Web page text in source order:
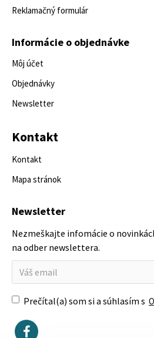
Reklamačný formulár
Informácie o objednávke
Môj účet
Objednávky
Newsletter
Kontakt
Kontakt
Mapa stránok
Newsletter
Nezmeškajte infomácie o
na odber newslettera.
Prečítal(a) som si a súhlasím s